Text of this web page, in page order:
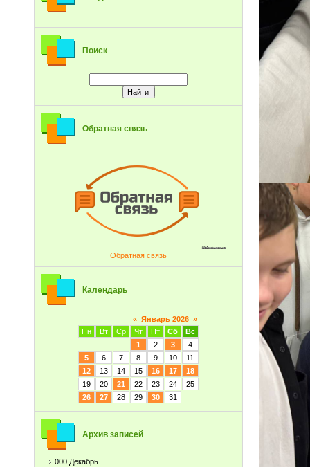
Поиск
Обратная связь
Обратная связь
Календарь
« Январь 2026 »
Пн
Вт Ср Чт Пт Сб
Вс
1
2 3
4
5
6 7 8 9 10
11
12
13 14 15 16 17
18
19
20 21 22 23 24
25
26
27 28 29 30 31
Архив записей
000 Декабрь